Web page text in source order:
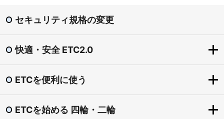
セキュリティ規格の変更
快適・安全 ETC2.0
快適・安全 ETC2.0
ETCを便利に使う
ETCを便利に使う
ETCを始める 四輪・二輪